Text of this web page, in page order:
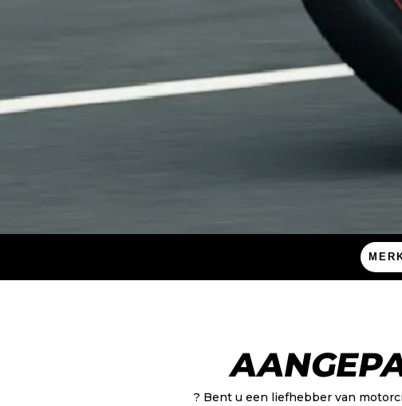
? Bent u een liefhebber van